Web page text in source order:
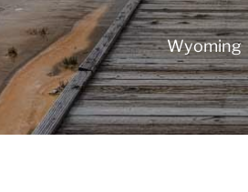
Wyoming